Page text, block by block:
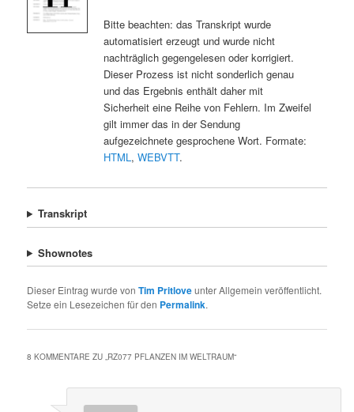
Bitte beachten: das Transkript wurde
automatisiert erzeugt und wurde nicht
nachträglich gegengelesen oder korrigiert.
Dieser Prozess ist nicht sonderlich genau
und das Ergebnis enthält daher mit
Sicherheit eine Reihe von Fehlern. Im Zweifel
gilt immer das in der Sendung
aufgezeichnete gesprochene Wort. Formate:
HTML, WEBVTT.
Transkript
Shownotes
Dieser Eintrag wurde vonTim Pritloveunter Allgemein veröffentlicht.
Setze ein Lesezeichen für den Permalink.
8 KOMMENTARE ZU „ RZ077 PFLANZEN IM WELTRAUM“